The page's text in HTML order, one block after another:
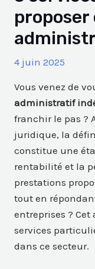
4 juin 2025
Vous venez de
administratif
franchir le pas ?
juridique, la
constitue une
rentabilité et la
prestations
tout en
entreprises ?
services
dans ce secteur.